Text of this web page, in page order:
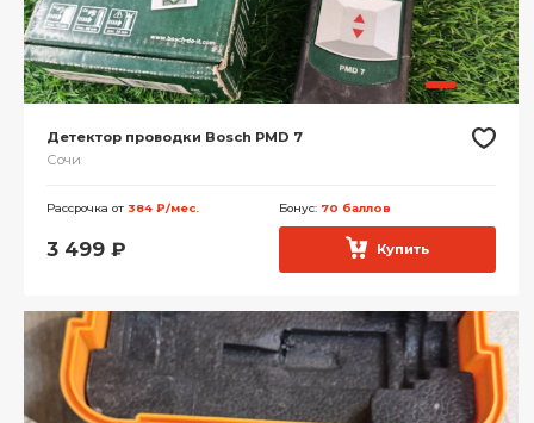
Детектор проводки Bosch PMD 7
Сочи
Рассрочка от 384 ₽/мес. Бонус: 70 баллов
3 499 ₽ Купить